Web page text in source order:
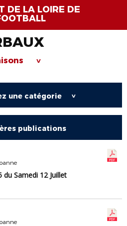
DE LA LOIRE DE
>
une catégorie >
publications
Samedi 12 Juillet